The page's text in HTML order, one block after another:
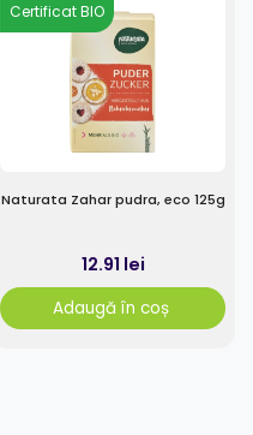
Certificat BIO
Naturata Zahar pudra, eco 125g
12.91 lei
Adaugă în coș